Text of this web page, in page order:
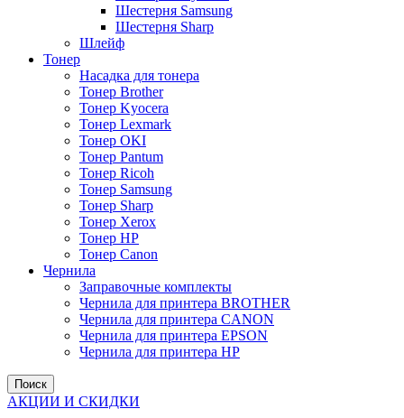
Шестерня Samsung
Шестерня Sharp
Шлейф
Тонер
Насадка для тонера
Тонер Brother
Тонер Kyocera
Тонер Lexmark
Тонер OKI
Тонер Pantum
Тонер Ricoh
Тонер Samsung
Тонер Sharp
Тонер Xerox
Тонер НР
Тонер Саnon
Чернила
Заправочные комплекты
Чернила для принтера BROTHER
Чернила для принтера CANON
Чернила для принтера EPSON
Чернила для принтера HP
Поиск
АКЦИИ И СКИДКИ